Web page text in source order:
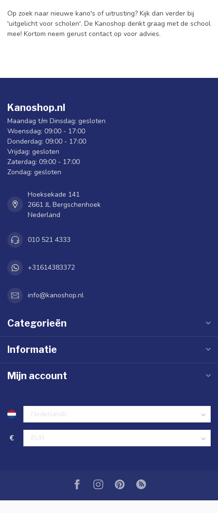
Op zoek naar nieuwe kano's of uitrusting? Kijk dan verder bij
'uitgelicht voor scholen'. De Kanoshop denkt graag met de school
mee! Kortom neem gerust contact op voor advies.
Kanoshop.nl
Maandag t/m Dinsdag: gesloten
Woensdag: 09:00 - 17:00
Donderdag: 09:00 - 17:00
Vrijdag: gesloten
Zaterdag: 09:00 - 17:00
Zondag: gesloten
Hoeksekade 141
2661 JL Bergschenhoek
Nederland
010 521 4333
+31614383372
info@kanoshop.nl
Categorieën
Informatie
Mijn account
€